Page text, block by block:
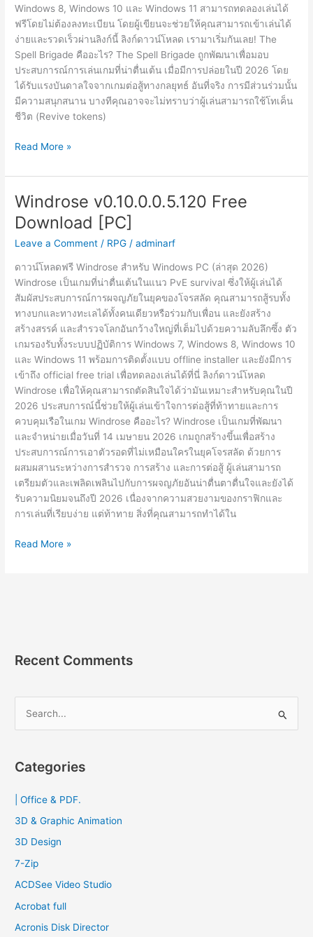
Windows 8, Windows 10 และ Windows 11 สามารถทดลองเล่นได้
ฟรีโดยไม่ต้องลงทะเบียน โดยผู้เขียนจะช่วยให้คุณสามารถเข้าเล่นได้
ง่ายและรวดเร็วผ่านลิงก์นี้ ลิงก์ดาวน์โหลด เรามาเริ่มกันเลย! The
Spell Brigade คืออะไร? The Spell Brigade ถูกพัฒนาเพื่อมอบ
ประสบการณ์การเล่นเกมที่น่าตื่นเต้น เมื่อมีการปล่อยในปี 2026 โดย
ได้รับแรงบันดาลใจจากเกมต่อสู้ทางกลยุทธ์ อันที่จริง การมีส่วนร่วมนั้น
มีความสนุกสนาน บางทีคุณอาจจะไม่ทราบว่าผู้เล่นสามารถใช้โทเค็น
ชีวิต (Revive tokens)
The
Brigade
Free
Download
[PC]
Read More »
Windrose v0.10.0.0.5.120 Free
Download [PC]
Leave a Comment / RPG /adminarf
ดาวน์โหลดฟรี Windrose สำหรับ Windows PC (ล่าสุด 2026)
Windrose เป็นเกมที่น่าตื่นเต้นในแนว PvE survival ซึ่งให้ผู้เล่นได้
สัมผัสประสบการณ์การผจญภัยในยุคของโจรสลัด คุณสามารถสู้รบทั้ง
ทางบกและทางทะเลได้ทั้งคนเดียวหรือร่วมกับเพื่อน และยังสร้าง
สร้างสรรค์ และสำรวจโลกอันกว้างใหญ่ที่เต็มไปด้วยความลับลึกซึ้ง ตัว
เกมรองรับทั้งระบบปฏิบัติการ Windows 7, Windows 8, Windows 10
และ Windows 11 พร้อมการติดตั้งแบบ offline installer และยังมีการ
เข้าถึง official free trial เพื่อทดลองเล่นได้ที่นี่ ลิงก์ดาวน์โหลด
Windrose เพื่อให้คุณสามารถตัดสินใจได้ว่ามันเหมาะสำหรับคุณในปี
2026 ประสบการณ์นี้ช่วยให้ผู้เล่นเข้าใจการต่อสู้ที่ท้าทายและการ
ควบคุมเรือในเกม Windrose คืออะไร? Windrose เป็นเกมที่พัฒนา
และจำหน่ายเมื่อวันที่ 14 เมษายน 2026 เกมถูกสร้างขึ้นเพื่อสร้าง
ประสบการณ์การเอาตัวรอดที่ไม่เหมือนใครในยุคโจรสลัด ด้วยการ
ผสมผสานระหว่างการสำรวจ การสร้าง และการต่อสู้ ผู้เล่นสามารถ
เตรียมตัวและเพลิดเพลินไปกับการผจญภัยอันน่าตื่นตาตื่นใจและยังได้
รับความนิยมจนถึงปี 2026 เนื่องจากความสวยงามของกราฟิกและ
การเล่นที่เรียบง่าย แต่ท้าทาย สิ่งที่คุณสามารถทำได้ใน
Windrose
Read More »
Recent Comments
r
f
o
Categories
| Office & PDF.
3D & Graphic Animation
3D Design
7-Zip
ACDSee Video Studio
Acrobat full
Acronis Disk Director